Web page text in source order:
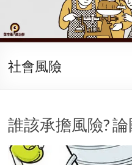
社會風險
誰該承擔風險?